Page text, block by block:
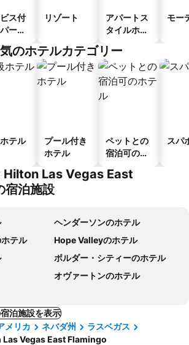
ス付
ート
リゾート
アパートス
タイルホテ
モー
のホテルカテゴリー
テル
プール付き
ホテル
ペットとの
宿泊可のホ
スパ
Las Vegas East
宿泊施設
ヘンダーソンのホテル
テル
Hope Valleyのホテル
ボルダー・シティーのホテル
オヴァートンのホテル
泊施設を表示
メリカ ネバダ州
ラスベガス
Vegas East Flamingo